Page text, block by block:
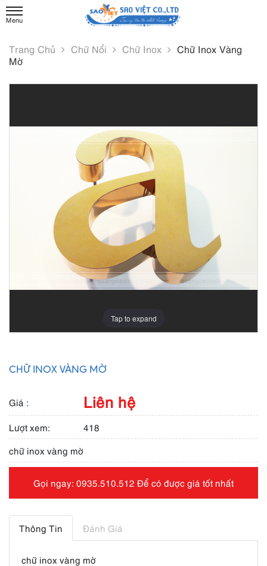
Trang Chủ Chữ Nổi Chữ Inox
Chữ Inox Vàng
Mờ
Tap to expand
CHỮ INOX VÀNG MỜ
Giá : Liên hệ
Lượt xem:
418
chữ inox vàng mờ
Gọi ngay: 0935.510.512 Để có được giá tốt nhất
Thông Tin Đánh Giá
chữ inox vàng mờ